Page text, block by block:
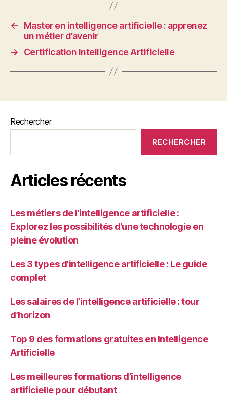
←
Master en intelligence artificielle : apprenez
un métier d’avenir
→
Certification Intelligence Artificielle
Rechercher
RECHERCHER
Articles récents
Les métiers de l’intelligence artificielle :
Explorez les possibilités d’une technologie en
pleine évolution
Les 3 types d’intelligence artificielle : Le guide
complet
Les salaires de l’intelligence artificielle : tour
d’horizon
Top 9 des formations gratuites en Intelligence
Artificielle
Les meilleures formations d’intelligence
artificielle pour débutant